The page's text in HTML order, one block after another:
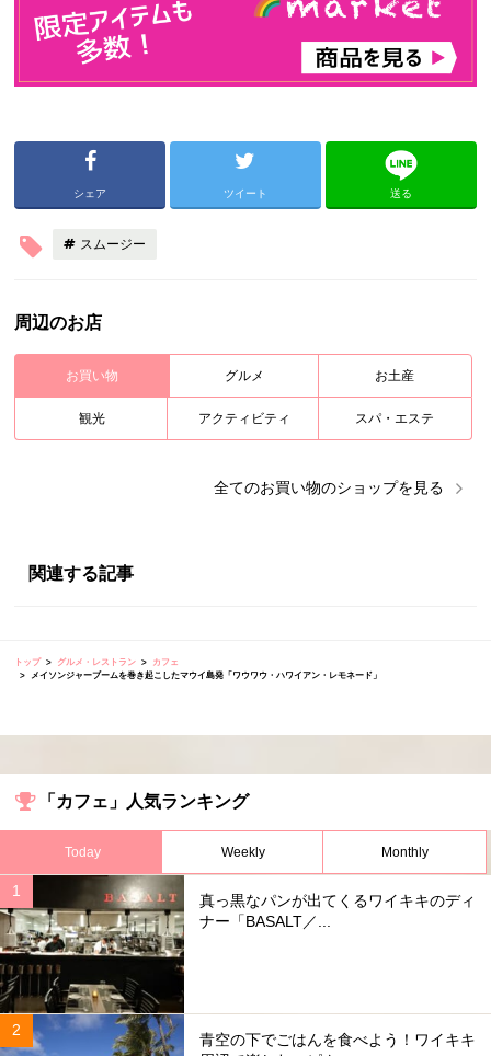
シェア ツイート 送る
スムージー
周辺のお店
お買い物 グルメ お土産
観光 アクティビティ スパ・エステ
全てのお買い物のショップを見る
関連する記事
トップ グルメ・レストラン
カフェ
メイソンジャーブームを巻き起こしたマウイ島発「ワウワウ・ハワイアン・レモネード」
「カフェ」人気ランキング
Today Weekly Monthly
真っ黒なパンが出てくるワイキキのディ
ナー「BASALT／...
青空の下でごはんを食べよう！ワイキキ